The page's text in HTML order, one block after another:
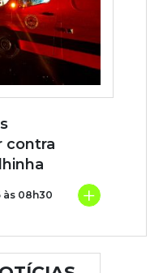
contra
às 08h30 +